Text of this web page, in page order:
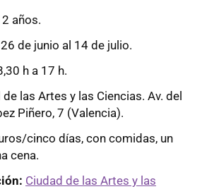
años.
de junio al 14 de julio.
h a 17 h.
de las Artes y las Ciencias. Av. del
Piñero, 7 (Valencia).
cinco días, con comidas, un
cena.
Ciudad de las Artes y las